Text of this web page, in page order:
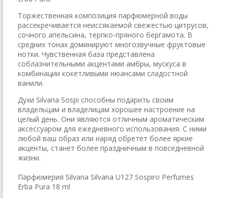
Торжественная композиция парфюмерной воды
рассекречивается неиссякаемой свежестью цитрусов,
сочного апельсина, терпко-пряного бергамота. В
средних тонах доминируют многозвучные фруктовые
нотки. Чувственная база представлена
соблазнительными акцентами амбры, мускуса в
комбинации кокетливыми нюансами сладостной
ванили.
Духи Silvana Sospi способны подарить своим
владельцам и владелицам хорошее настроение на
целый день. Они являются отличным ароматическим
аксессуаром для ежедневного использования. С ними
любой ваш образ или наряд обретет более яркие
акценты, станет более праздничным в повседневной
жизни.
Парфюмерия Silvana Silvana U127 Sospiro Perfumes
Erba Pura 18 ml